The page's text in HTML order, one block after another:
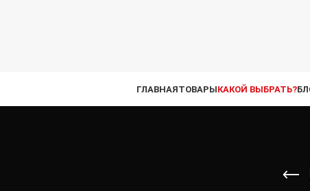
ГЛАВНАЯТОВАРЫКАКОЙ ВЫБРАТЬ?